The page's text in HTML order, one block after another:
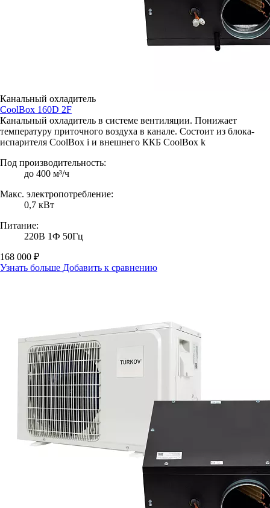
Канальный охладитель
CoolBox 160D 2F
Канальный охладитель в системе вентиляции. Понижает
температуру приточного воздуха в канале. Состоит из блока-
испарителя CoolBox i и внешнего ККБ CoolBox k
Под производительность:
до 400 м³/ч
Макс. электропотребление:
0,7 кВт
Питание:
220В 1Ф 50Гц
168 000 ₽
Узнать больше Добавить к сравнению